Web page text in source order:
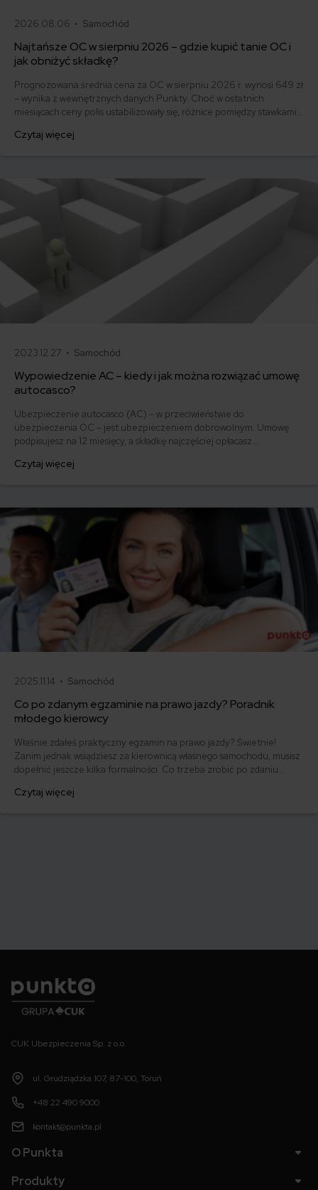
2026.08.06 • Samochód
Najtańsze OC w sierpniu 2026 – gdzie kupić tanie OC i
jak obniżyć składkę?
Prognozowana średnia cena za OC w sierpniu 2026 r. wynosi 649 zł
– wynika z wewnętrznych danych Punkty. Choć w ostatnich
miesiącach ceny polis ustabilizowały się, różnice pomiędzy stawkami
500 zł, inni – powyżej 1500 zł. Gdzie znaleźć najtańsze OC w Polsce
Czytaj więcej
2023.12.27 • Samochód
Wypowiedzenie AC – kiedy i jak można rozwiązać umowę
autocasco?
Ubezpieczenie autocasco (AC) – w przeciwieństwie do
ubezpieczenia OC – jest ubezpieczeniem dobrowolnym. Umowę
podpisujesz na 12 miesięcy, a składkę najczęściej opłacasz
ofertę lub zdecydowałeś się sprzedać samochód w trakcie trwania
Czytaj więcej
2025.11.14 • Samochód
Co po zdanym egzaminie na prawo jazdy? Poradnik
młodego kierowcy
Właśnie zdałeś praktyczny egzamin na prawo jazdy? Świetnie!
Zanim jednak wsiądziesz za kierownicą własnego samochodu, musisz
dopełnić jeszcze kilka formalności. Co trzeba zrobić po zdaniu
którym szybko załatwisz sprawy urzędowe i będziesz mógł prowadzić
Czytaj więcej
CUK Ubezpieczenia Sp. z o.o.
ul. Grudziądzka 107, 87-100, Toruń
+48 22 490 9000
kontakt@punkta.pl
O Punkta
Produkty